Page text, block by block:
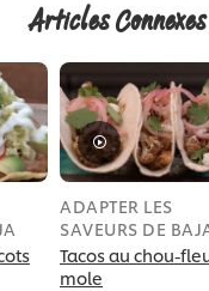
Articles Connexes
ADAPTER LES
SAVEURS DE
Tacos au chou-
mole